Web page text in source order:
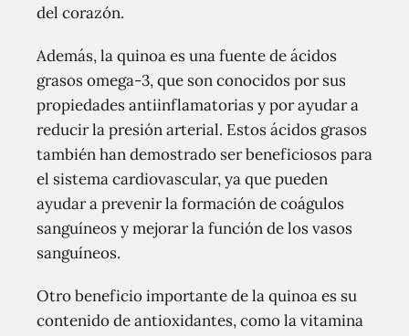
del corazón.
Además, la quinoa es una fuente de ácidos
grasos omega-3, que son conocidos por sus
propiedades antiinflamatorias y por ayudar a
reducir la presión arterial. Estos ácidos grasos
también han demostrado ser beneficiosos para
el sistema cardiovascular, ya que pueden
ayudar a prevenir la formación de coágulos
sanguíneos y mejorar la función de los vasos
sanguíneos.
Otro beneficio importante de la quinoa es su
contenido de antioxidantes, como la vitamina